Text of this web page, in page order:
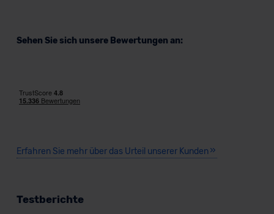
Sehen Sie sich unsere Bewertungen an:
Erfahren Sie mehr über das Urteil unserer Kunden
Testberichte